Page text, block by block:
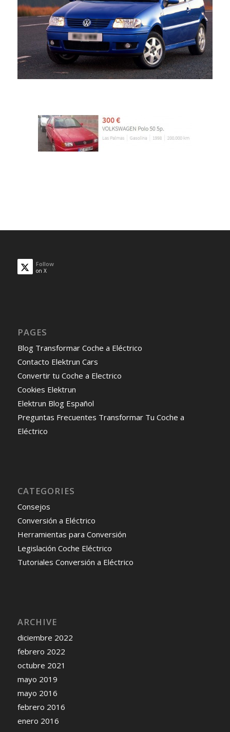
Follow
on X
PAGES
Blog Transformar Coche a Eléctrico
Contacto Elektrun Cars
Convertir tu Coche a Electrico
Cookies Elektrun
Elektrun Blog Español
Preguntas Frecuentes Transformar Tu Coche a
Eléctrico
CATEGORIES
Consejos
Conversión a Eléctrico
Herramientas para Conversión
Legislación Coche Eléctrico
Tutoriales Conversión a Eléctrico
ARCHIVE
diciembre 2022
febrero 2022
octubre 2021
mayo 2019
mayo 2016
febrero 2016
enero 2016